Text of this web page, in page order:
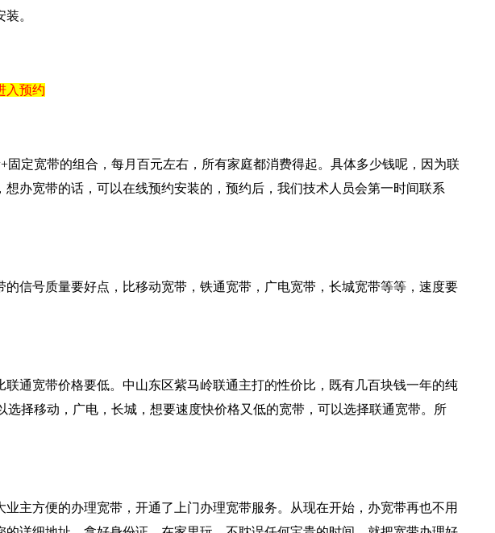
。
入预约
定宽带的组合，每月百元左右，所有家庭都消费得起。具体多少钱呢，因为联
办宽带的话，可以在线预约安装的，预约后，我们技术人员会第一时间联系
信号质量要好点，比移动宽带，铁通宽带，广电宽带，长城宽带等等，速度要
通宽带价格要低。中山东区紫马岭联通主打的性价比，既有几百块钱一年的纯
择移动，广电，长城，想要速度快价格又低的宽带，可以选择联通宽带。所
主方便的办理宽带，开通了上门办理宽带服务。从现在开始，办宽带再也不用